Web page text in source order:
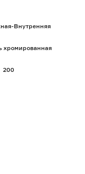
Внутренняя
хромированная
200